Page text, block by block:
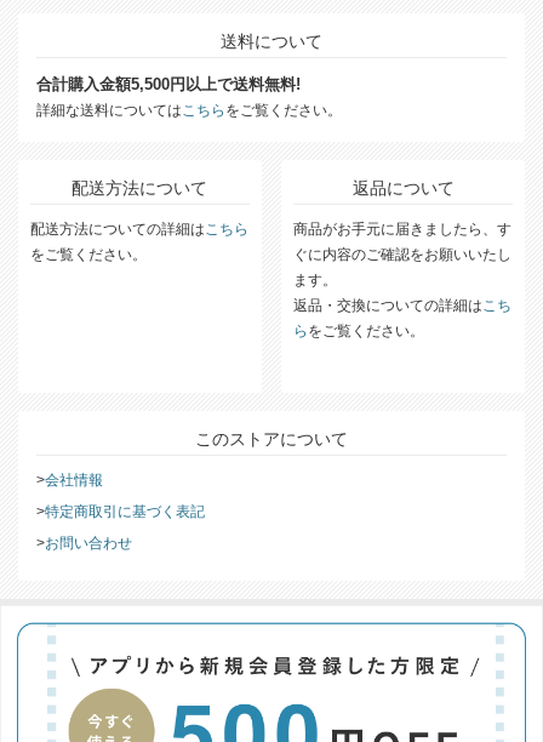
送料について
合計購入金額5,500円以上で送料無料!
詳細な送料については こちら をご覧ください。
配送方法について
配送方法についての詳細は こちら
をご覧ください。
返品について
商品がお手元に届きましたら、す
ぐに内容のご確認をお願いいたし
ます。
返品・交換についての詳細は こち
ら をご覧ください。
このストアについて
会社情報
特定商取引に基づく表記
お問い合わせ